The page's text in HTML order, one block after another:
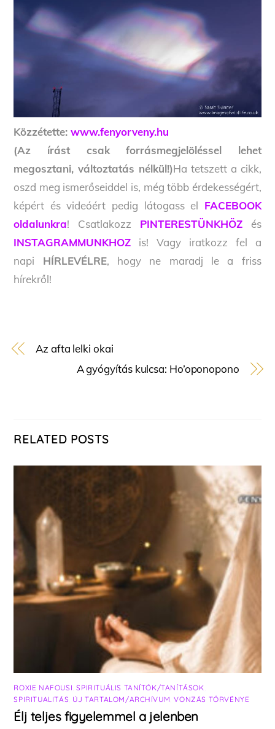
Közzétette:www.fenyorveny.hu
(Az írást csak forrásmegjelöléssel lehet
megosztani, változtatás nélkül!)Ha tetszett a cikk,
oszd meg ismerőseiddel is, még több érdekességért,
képért és videóért pedig látogass el FACEBOOK
oldalunkra! Csatlakozz PINTERESTÜNKHÖZés
INSTAGRAMMUNKHOZ is! Vagy iratkozz fel a
napi HÍRLEVÉLRE, hogy ne maradj le a friss
hírekről!
Az afta lelki okai
A gyógyítás kulcsa: Ho’oponopono
RELATED POSTS
ROXIE NAFOUSI ,SPIRITUÁLIS TANÍTÓK/TANÍTÁSOK
SPIRITUALITÁS ÚJ TARTALOM/ARCHÍVUM ,VONZÁS TÖRVÉNYE
Élj teljes figyelemmel a jelenben